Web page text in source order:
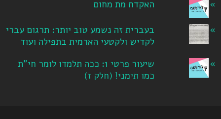
האקדח מת מחום
בעברית זה נשמע טוב יותר: תרגום עברי
לקדיש ולקטעי הארמית בתפילה ועוד
שיעור פרטי 1: ככה תלמדו לומר חי"ת
כמו תימני! ‏(חלק ז‏)